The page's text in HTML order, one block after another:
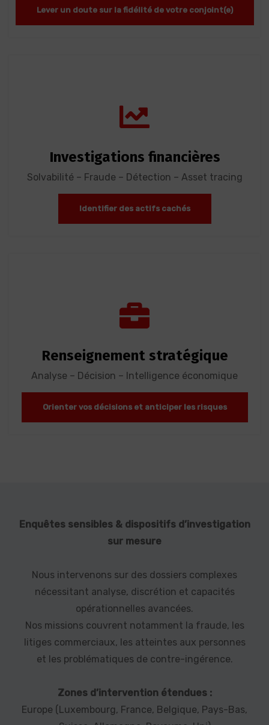
Lever un doute sur la fidélité de votre conjoint(e)
Investigations financières
Solvabilité – Fraude – Détection – Asset tracing
Identifier des actifs cachés
Renseignement stratégique
Analyse – Décision – Intelligence économique
Orienter vos décisions et anticiper les risques
Enquêtes sensibles & dispositifs d’investigation
sur mesure
Nous intervenons sur des dossiers complexes
nécessitant analyse, discrétion et capacités
opérationnelles avancées.
Nos missions couvrent notamment la fraude, les
litiges commerciaux, les atteintes aux personnes
et les problématiques de contre-ingérence.
Zones d’intervention étendues :
Europe (Luxembourg, France, Belgique, Pays-Bas,